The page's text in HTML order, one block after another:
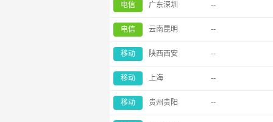
电信 广东深圳 --
电信 云南昆明 --
移动 陕西西安 --
移动 上海 --
移动 贵州贵阳 --